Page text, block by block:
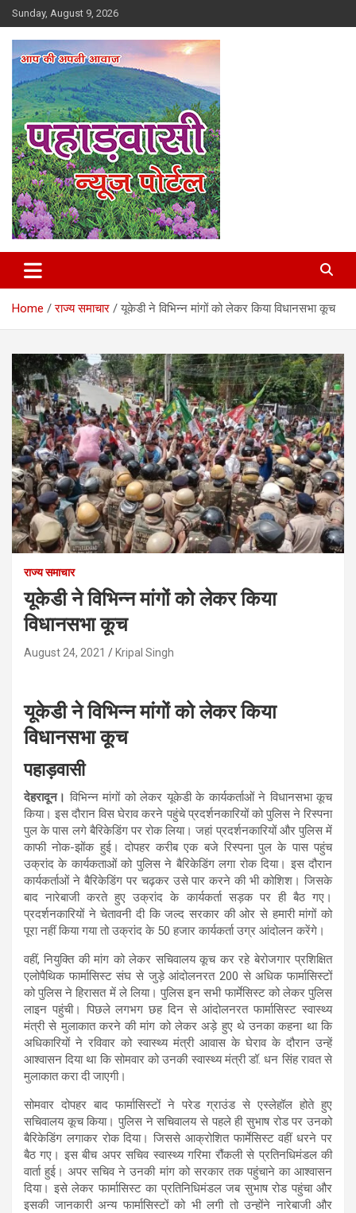
Skip
to
content
Sunday, August 9, 2026
Pahadvasi
Home राज्य समाचार यूकेडी ने विभिन्न मांगों को लेकर किया विधानसभा कूच
राज्य समाचार
यूकेडी ने विभिन्न मांगों को लेकर किया
विधानसभा कूच
August 24, 2021 Kripal Singh
यूकेडी ने विभिन्न मांगों को लेकर किया
विधानसभा कूच
पहाड़वासी
देहरादून। विभिन्न मांगों को लेकर यूकेडी के कार्यकर्ताओं ने विधानसभा कूच
किया। इस दौरान विस घेराव करने पहुंचे प्रदर्शनकारियों को पुलिस ने रिस्पना
पुल के पास लगे बैरिकेडिंग पर रोक लिया। जहां प्रदर्शनकारियों और पुलिस में
काफी नोक-झोंक हुई। दोपहर करीब एक बजे रिस्पना पुल के पास पहुंच
उक्रांद के कार्यकताओं को पुलिस ने बैरिकेडिंग लगा रोक दिया। इस दौरान
कार्यकर्ताओं ने बैरिकेडिंग पर चढ़कर उसे पार करने की भी कोशिश। जिसके
बाद नारेबाजी करते हुए उक्रांद के कार्यकर्ता सड़क पर ही बैठ गए।
प्रदर्शनकारियों ने चेतावनी दी कि जल्द सरकार की ओर से हमारी मांगों को
पूरा नहीं किया गया तो उक्रांद के 50 हजार कार्यकर्ता उग्र आंदोलन करेंगे।
वहीं, नियुक्ति की मांग को लेकर सचिवालय कूच कर रहे बेरोजगार प्रशिक्षित
एलोपैथिक फार्मासिस्ट संघ से जुड़े आंदोलनरत 200 से अधिक फार्मासिस्टों
को पुलिस ने हिरासत में ले लिया। पुलिस इन सभी फार्मेसिस्ट को लेकर पुलिस
लाइन पहुंची। पिछले लगभग छह दिन से आंदोलनरत फार्मासिस्ट स्वास्थ्य
मंत्री से मुलाकात करने की मांग को लेकर अड़े हुए थे उनका कहना था कि
अधिकारियों ने रविवार को स्वास्थ्य मंत्री आवास के घेराव के दौरान उन्हें
आश्वासन दिया था कि सोमवार को उनकी स्वास्थ्य मंत्री डॉ. धन सिंह रावत से
मुलाकात करा दी जाएगी।
सोमवार दोपहर बाद फार्मासिस्टों ने परेड ग्राउंड से एस्लेहॉल होते हुए
सचिवालय कूच किया। पुलिस ने सचिवालय से पहले ही सुभाष रोड पर उनको
बैरिकेडिंग लगाकर रोक दिया। जिससे आक्रोशित फार्मेसिस्ट वहीं धरने पर
बैठ गए। इस बीच अपर सचिव स्वास्थ्य गरिमा रौंकली से प्रतिनधिमंडल की
वार्ता हुई। अपर सचिव ने उनकी मांग को सरकार तक पहुंचाने का आश्वासन
दिया। इसे लेकर फार्मासिस्ट का प्रतिनिधिमंडल जब सुभाष रोड पहुंचा और
इसकी जानकारी अन्य फार्मासिस्टों को भी लगी तो उन्होंने नारेबाजी और